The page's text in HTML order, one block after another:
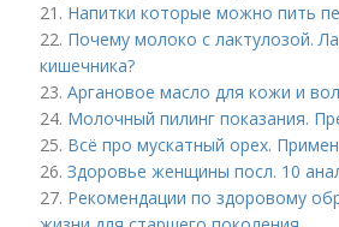
21. Напитки которые можно пить
22. Почему молоко с лактулозой.
кишечника?
23. Аргановое масло для кожи и
24. Молочный пилинг показания.
25. Всё про мускатный орех.
26. Здоровье женщины посл. 10
27. Рекомендации по здоровому